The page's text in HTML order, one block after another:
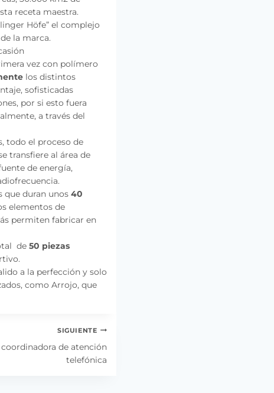
receta maestra.
Höfe” el complejo
la marca.
vez con polímero
los distintos
sofisticadas
por si esto fuera
a través del
todo el proceso de
transfiere al área de
de energía,
que duran unos 40
elementos de
permiten fabricar en
de 50 piezas
a la perfección y solo
como Arrojo, que
SIGUIENTE
coordinadora de atención
telefónica